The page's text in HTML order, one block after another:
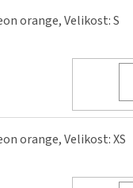
orange, Velikost: S
orange, Velikost: XS